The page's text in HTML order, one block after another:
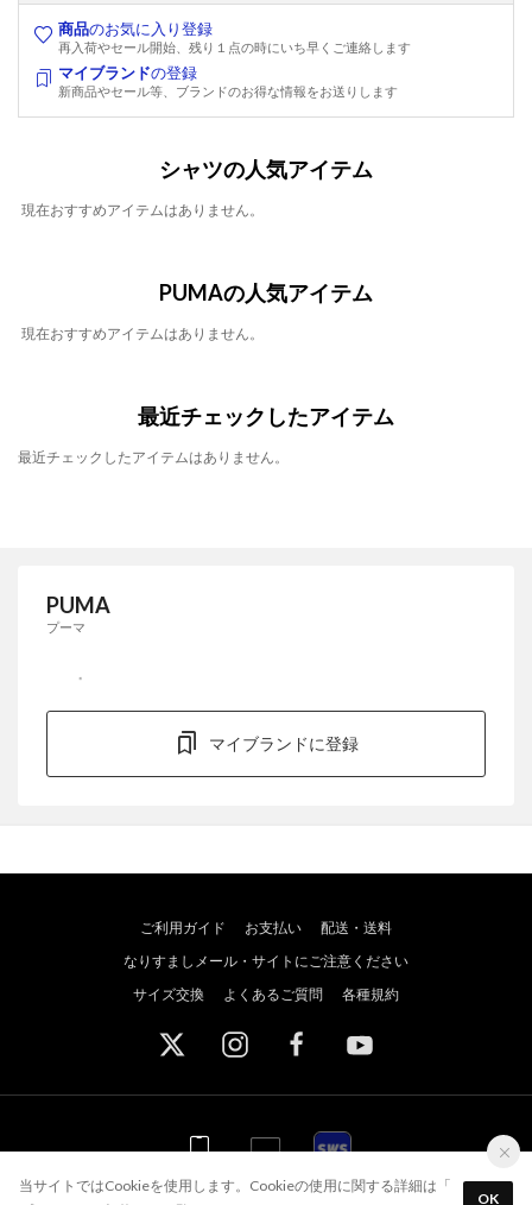
スポーツウェブショッパーズ
商品のお気に入り登録
再入荷やセール開始、残り１点の時にいち早くご連絡します
マイブランドの登録
新商品やセール等、ブランドのお得な情報をお送りします
シャツの人気アイテム
現在おすすめアイテムはありません。
PUMAの人気アイテム
現在おすすめアイテムはありません。
最近チェックしたアイテム
最近チェックしたアイテムはありません。
PUMA
プーマ
マイブランドに登録
ご利用ガイド お支払い
配送・送料
なりすましメール・サイトにご注意ください
サイズ交換
よくあるご質問 各種規約
WEB WEB アプリ
当サイトではCookieを使用します。Cookieの使用に関する詳細は「
OK